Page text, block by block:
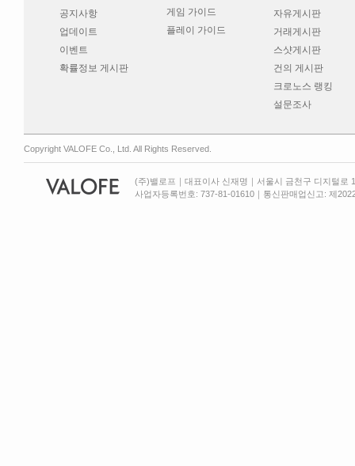
공지사항
업데이트
이벤트
확률정보 게시판
게임 가이드
플레이 가이드
자유게시판
거래게시판
스샷게시판
건의 게시판
크로노스 랭킹
설문조사
Copyright VALOFE Co., Ltd. All Rights Reserved.
(주)밸로프｜대표이사 신재명｜서울시 금천구 디지털로
사업자등록번호: 737-81-01610｜통신판매업신고: 제